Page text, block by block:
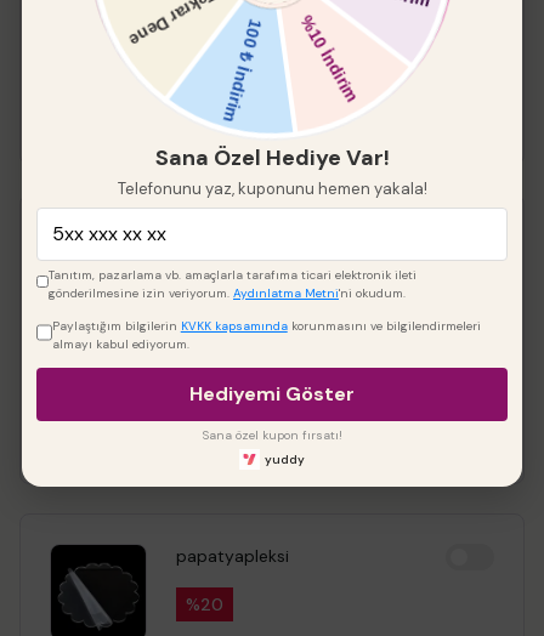
₺ 549.00
₺ 466.65
Boyut
Pleksi 2 li
%20
₺ 288.00
Çap
papatyapleksi
%20
Sana Özel Hediye Var!
Telefonunu yaz, kuponunu hemen yakala!
Tanıtım, pazarlama vb. amaçlarla tarafıma ticari elektronik ileti
gönderilmesine izin veriyorum. Aydınlatma Metni'ni okudum.
Paylaştığım bilgilerin KVKK kapsamındakorunmasını ve bilgilendirmeleri
almayı kabul ediyorum.
Hediyemi Göster
Sana özel kupon fırsatı!
yuddy